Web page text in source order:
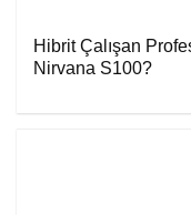
Hibrit Çalışan
Nirvana S100?